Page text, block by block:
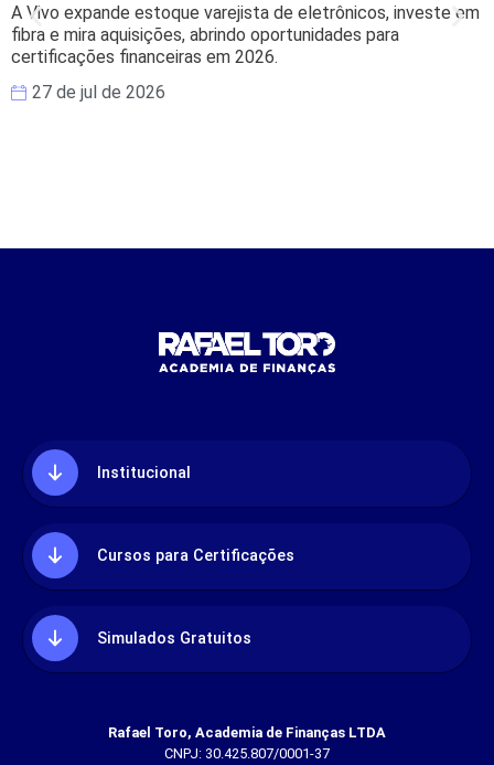
A Vivo expande estoque varejista de eletrônicos, investe em
fibra e mira aquisições, abrindo oportunidades para
certificações financeiras em 2026.
27 de jul de 2026
Institucional
Cursos para Certificações
Simulados Gratuitos
Rafael Toro, Academia de Finanças LTDA
CNPJ: 30.425.807/0001-37